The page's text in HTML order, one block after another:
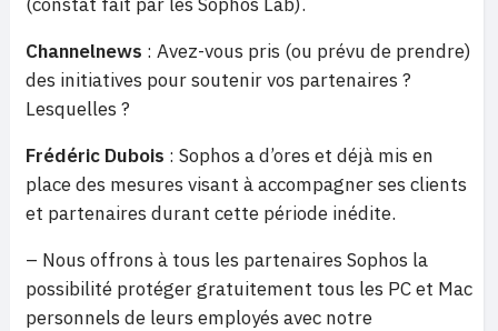
Channelnews : Avez-vous pris (ou prévu de prendre)
des initiatives pour soutenir vos partenaires ?
Lesquelles ?
Frédéric Dubois : Sophos a d’ores et déjà mis en
place des mesures visant à accompagner ses clients
et partenaires durant cette période inédite.
– Nous offrons à tous les partenaires Sophos la
possibilité protéger gratuitement tous les PC et Mac
personnels de leurs employés avec notre